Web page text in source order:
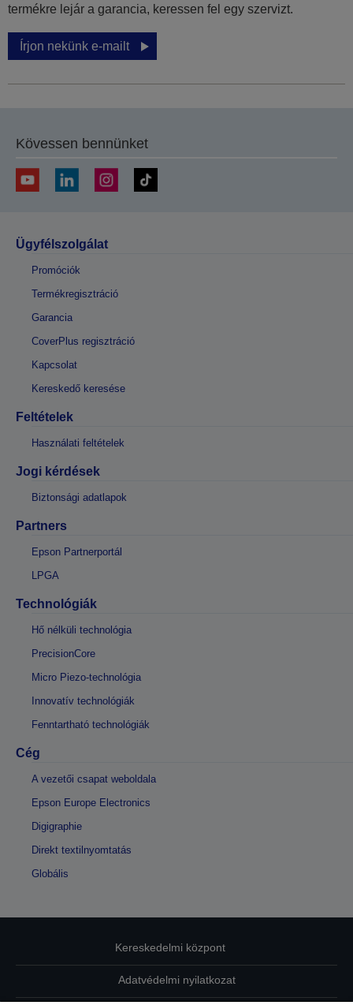
termékre lejár a garancia, keressen fel egy szervizt.
Írjon nekünk e-mailt
Kövessen bennünket
Ügyfélszolgálat
Promóciók
Termékregisztráció
Garancia
CoverPlus regisztráció
Kapcsolat
Kereskedő keresése
Feltételek
Használati feltételek
Jogi kérdések
Biztonsági adatlapok
Partners
Epson Partnerportál
LPGA
Technológiák
Hő nélküli technológia
PrecisionCore
Micro Piezo-technológia
Innovatív technológiák
Fenntartható technológiák
Cég
A vezetői csapat weboldala
Epson Europe Electronics
Digigraphie
Direkt textilnyomtatás
Globális
Kereskedelmi központ
Adatvédelmi nyilatkozat